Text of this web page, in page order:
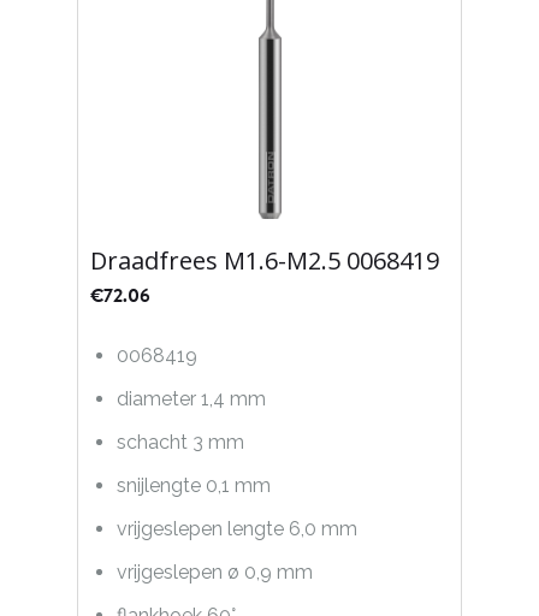
Draadfrees M1.6-M2.5 0068419
€72.06
0068419
diameter 1,4 mm
schacht 3 mm
snijlengte 0,1 mm
vrijgeslepen lengte 6,0 mm
vrijgeslepen ø 0,9 mm